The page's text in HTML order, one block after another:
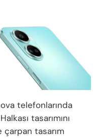
telefonlarında
tasarımını
çarpan tasarım